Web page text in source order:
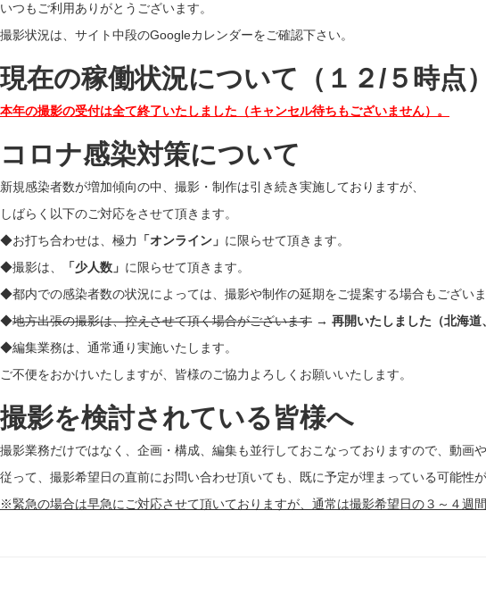
いつもご利用ありがとうございます。
撮影状況は、サイト中段のGoogleカレンダーをご確認下さい。
現在の稼働状況について（１２/５時点）
本年の撮影の受付は全て終了いたしました（キャンセル待ちもございません）。
コロナ感染対策について
新規感染者数が増加傾向の中、撮影・制作は引き続き実施しておりますが、
しばらく以下のご対応をさせて頂きます。
◆お打ち合わせは、極力
「オンライン」 に限らせて頂きます。
◆撮影は、
「少人数」 に限らせて頂きます。
◆都内での感染者数の状況によっては、撮影や制作の延期をご提案する場合もございま
◆地方出張の撮影は、控えさせて頂く場合がございます → 再開いたしました（北海道
◆編集業務は、通常通り実施いたします。
ご不便をおかけいたしますが、皆様のご協力よろしくお願いいたします。
撮影を検討されている皆様へ
撮影業務だけではなく、企画・構成、編集も並行しておこなっておりますので、動画
従って、撮影希望日の直前にお問い合わせ頂いても、既に予定が埋まっている可能性が
※緊急の場合は早急にご対応させて頂いておりますが、通常は撮影希望日の３～４週